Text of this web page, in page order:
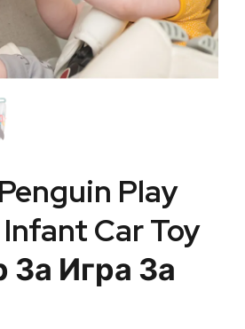
Play
Car Toy
За Игра За